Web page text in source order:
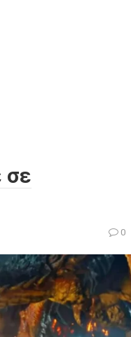
σε
0